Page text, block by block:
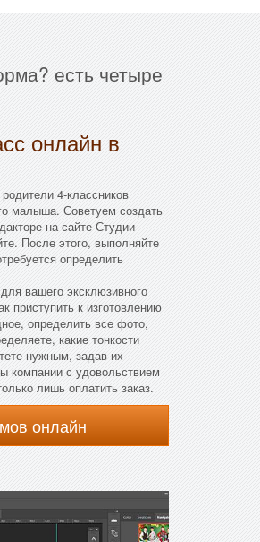
есть четыре
онлайн в
4-классников
малыша. Советуем создать
на сайте Студии
После этого, выполняйте
определить
вашего эксклюзивного
к изготовлению
определить все фото,
какие тонкости
нужным, задав их
компании с удовольствием
лишь оплатить заказ.
онлайн